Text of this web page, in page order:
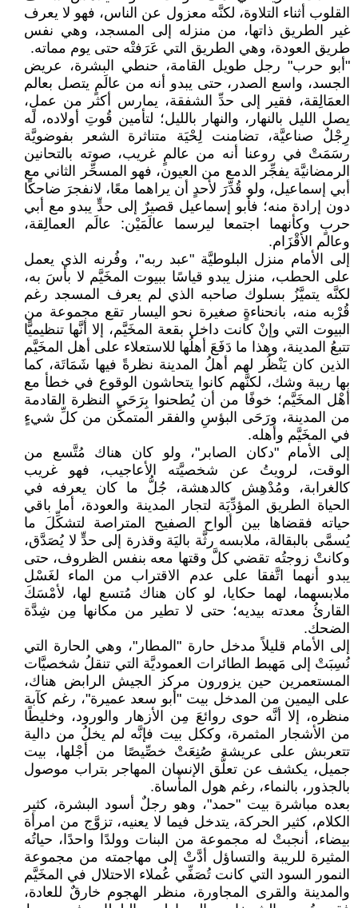
القلوب أثناء التلاوة، لكنَّه معزول عن الناس، فهو لا يعرف
غير الطريق ذاتها، من منزله إلى المسجد، وهي نفس
طريق العودة، وهي الطريق التي عَرَفتْه حتى يوم مماته.
"أبو حرب" رجل طويل القامة، حنطي البشرة، عريض
الجسد، واسع الصدر، حتى يبدو أنه من عالَمٍ يتصل بعالم
العمَالِقة، فقير إلى حدِّ الشفقة، يمارس أكثر من عملٍ،
يصل الليل بالنهار، والنهار بالليل؛ لتأمين قُوتِ أولاده، له
رِجْلٌ صناعيَّة، تضامنت لِحْيَة متناثرة الشعر بفوضويَّة
رسَمَتْ في روعنا أنه من عالمٍ غريب، صوته بالتحانين
الرمضانيَّة يفجِّر الدمع من العيون، فهو المسحِّر الثاني مع
أبي إسماعيل، ولو قُدِّرَ لأحدٍ أن يراهما معًا، لانفجرَ ضاحكًا
دون إرادة منه؛ فأبو إسماعيل قصيرٌ إلى حدٍّ يبدو مع أبي
حربٍ وكأنهما اجتمعا ليرسما عالَمَيْن: عالَم العمالِقة،
وعالم الأقْزَام.
إلى الأمام منزل البلوطيَّة "عبد ربه"، وفُرنه الذي يعمل
على الحطب، منزل يبدو قياسًا ببيوت المخَيَّم لا بأسَ به،
لكنَّه يتميَّزُ بسلوك صاحبه الذي لم يعرف المسجد رغم
قُرْبه منه، بانحناءةٍ صغيرة نحو اليسار تقع مجموعة من
البيوت التي وإنْ كانت داخل بقعة المخَيَّم، إلا أنَّها تنظيميًّا
تتبعُ المدينة، وهذا ما دَفَعَ أهلُها للاستعلاء على أهل المخَيَّم
الذين كان يَنْظُر لهم أهلُ المدينة نظرةً فيها شَمَاتَة، كما
بها ريبة وشك، لكنَّهم كانوا يتحاشون الوقوع في خطأ مع
أهْل المخَيَّم؛ خوفًا من أن يُطحنوا بِرَحَى النظرة القادمة
من المدينة، ورَحَى البؤسِ والفقر المتمكِّن من كلِّ شيءٍ
في المخَيَّم وأهله.
إلى الأمام "دكان الصابر"، ولو كان هناك مُتَّسع من
الوقت، لرويتُ عن شخصيَّته الأعاجيب، فهو غريب
كالغرابة، ومُدْهِش كالدهشة، جُلُّ ما كان يعرفه في
الحياة الطريق المؤدِّيَة لتجار المدينة والعودة، أما باقي
حياته فقضاها بين ألواح الصفيح المتراصة لتشكِّلَ ما
يُسمَّى بالبقالة، ملابسه رثَّة باليَة وقذرة إلى حدٍّ لا يُصَدَّق،
وكانتْ زوجتُه تقضي كلَّ وقتها معه بنفس الظروف، حتى
يبدو أنهما اتَّفقا على عدم الاقتراب من الماء لغَسْل
ملابسهما، لهما حكايا، لو كان هناك مُتسع لها، لأمْسَكَ
القارئُ معدته بيديه؛ حتى لا تطير من مكانها مِن شِدَّة
الضحك.
إلى الأمام قليلاً مدخل حارة "المطار"، وهي الحارة التي
نُسِبَتْ إلى مَهبط الطائرات العموديَّة التي تنقلُ شخصيَّات
المستعمرين حين يزورون مركز الجيش الرابض هناك،
على اليمين من المدخل بيت "أبو سعد عميرة"، رغم كآبة
منظره، إلا أنَّه حوى روائعَ مِن الأزهار والورود، وخليطًا
من الأشجار المثمرة، وككل بيت فإنَّه لم يخلُ من دالية
تتعربش على عريشة صُنِعَتْ خصِّيصًا من أجْلها، بيت
جميل، يكشف عن تعلُّق الإنسان المهاجر بتراب موصول
بالجذور، بالنماء، رغم هول المأْساة.
بعده مباشرة بيت "حمد"، وهو رجلٌ أسود البشرة، كثير
الكلام، كثير الحركة، يتدخل فيما لا يعنيه، تزوَّج من امرأة
بيضاء، أنجبتْ له مجموعة من البنات وولدًا واحدًا، حياتُه
المثيرة للريبة والتساؤل أدَّتْ إلى مهاجمته من مجموعة
النمور السود التي كانت تُصَفِّي عُملاء الاحتلال في المخَيَّم
والمدينة والقرى المجاورة، منظر الهجوم خارقٌ للعادة،